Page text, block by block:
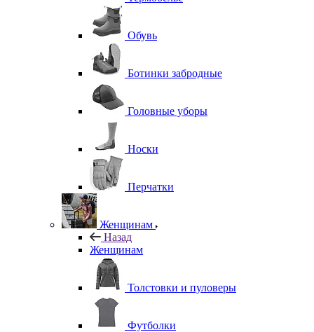
Обувь
Ботинки забродные
Головные уборы
Носки
Перчатки
Женщинам
Назад
Женщинам
Толстовки и пуловеры
Футболки